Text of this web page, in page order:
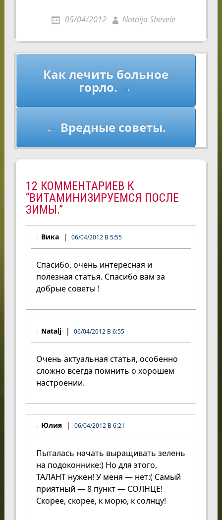
05/04/2012 Natalja Shevele
Навигация
Как лечить больное
горло. →
← Вредные советы.
12 КОММЕНТАРИЕВ К
“ВИТАМИНИЗИРУЕМСЯ ПОСЛЕ
ЗИМЫ.”
Вика 06/04/2012 В 5:55
Спасибо, очень интересная и
полезная статья. Спасибо вам за
добрые советы !
Natalj 06/04/2012 В 6:55
Очень актуальная статья, особенно
сложно всегда помнить о хорошем
настроении.
Юлия 06/04/2012 В 6:21
Пыталась начать выращивать зелень
на подоконнике:) Но для этого,
ТАЛАНТ нужен! У меня — нет:( Самый
приятный — 8 пункт — СОЛНЦЕ!
Скорее, скорее, к морю, к солнцу!